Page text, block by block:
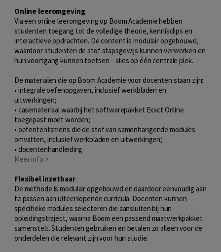
Online leeromgeving
Via een online leeromgeving op Boom Academie hebben
studenten toegang tot de volledige theorie, kennisclips en
interactieve opdrachten. De content is modulair opgebouwd,
waardoor studenten de stof stapsgewijs kunnen verwerken en
hun voortgang kunnen toetsen – alles op één centrale plek.
De materialen die op Boom Academie voor docenten staan zijn:
• integrale oefenopgaven, inclusief werkbladen en
uitwerkingen;
• casemateriaal waarbij het softwarepakket Exact Online
toegepast moet worden;
• oefententamens die de stof van samenhangende modules
omvatten, inclusief werkbladen en uitwerkingen;
• docentenhandleiding.
Meer info >
Flexibel inzetbaar
De methode is modulair opgebouwd en daardoor eenvoudig aan
te passen aan uiteenlopende curricula. Docenten kunnen
specifieke modules selecteren die aansluiten bij hun
opleidingstraject, waarna Boom een passend maatwerkpakket
samenstelt. Studenten gebruiken en betalen zo alleen voor de
onderdelen die relevant zijn voor hun studie.